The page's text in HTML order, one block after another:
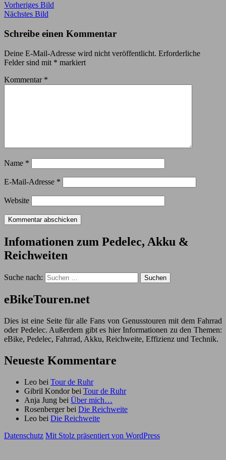
Vorheriges Bild
Nächstes Bild
Schreibe einen Kommentar
Deine E-Mail-Adresse wird nicht veröffentlicht. Erforderliche
Felder sind mit * markiert
Kommentar *
Name *
E-Mail-Adresse *
Website
Infomationen zum Pedelec, Akku &
Reichweiten
Suche nach:
eBikeTouren.net
Dies ist eine Seite für alle Fans von Genusstouren mit dem Fahrrad
oder Pedelec. Außerdem gibt es hier Informationen zu den Themen:
eBike, Pedelec, Fahrrad, Akku, Reichweite, Effizienz und Technik.
Neueste Kommentare
Leo bei Tour de Ruhr
Gibril Kondorbei Tour de Ruhr
Anja Jung bei Über mich…
Rosenbergerbei Die Reichweite
Leo bei Die Reichweite
Datenschutz Mit Stolz präsentiert von WordPress